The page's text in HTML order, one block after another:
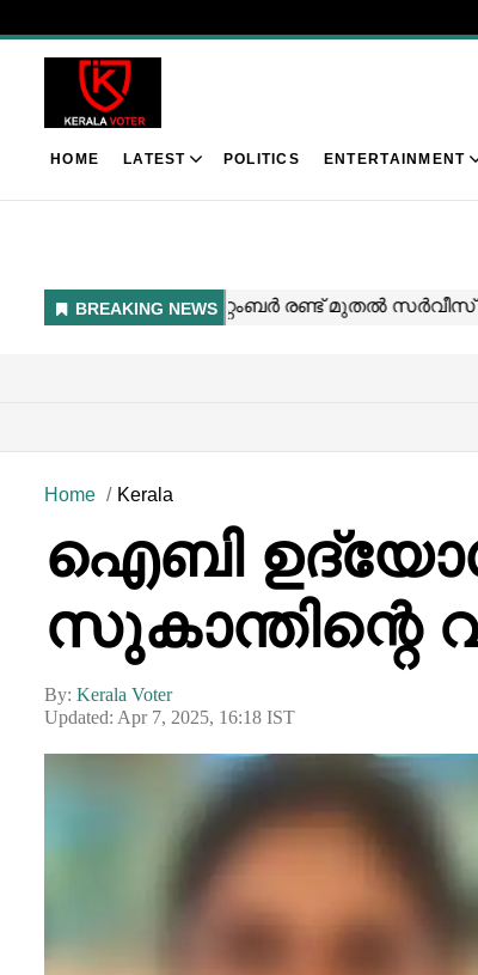
HOME LATEST POLITICS ENTERTAINMENT
Home Kerala
ഐബി
സുകാന്തിന്റെ
By: Kerala Voter
Updated: Apr 7, 2025, 16:18 IST